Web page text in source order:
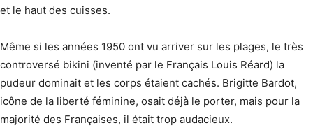
et le haut des cuisses.
Même si les années 1950 ont vu arriver sur les plages, le très
controversé bikini (inventé par le Français Louis Réard) la
pudeur dominait et les corps étaient cachés. Brigitte Bardot,
icône de la liberté féminine, osait déjà le porter, mais pour la
majorité des Françaises, il était trop audacieux.